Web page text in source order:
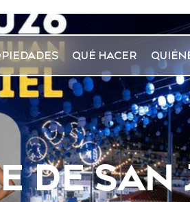
QUÉ HACER
DE SAN